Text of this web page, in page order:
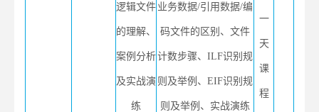
一
天
课
程
逻辑文件
的理解、
案例分析
及实战演
练
业务数据/引用数据/编
码文件的区别、文件
计数步骤、ILF识别规
则及举例、EIF识别规
则及举例、实战演练